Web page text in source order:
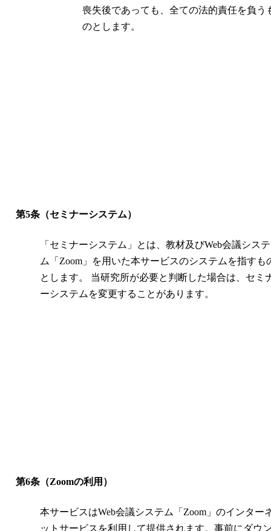
喪失後であっても、全ての法的責任を負う
のとします。
第5条（セミナーシステム）
「セミナーシステム」とは、教材及びWeb会議システ
ム「Zoom」を用いた本サービスのシステムを指すも
とします。 当研究所が必要と判断した場合は、セミ
ーシステムを変更することがあります。
第6条（Zoomの利用）
本サービスはWeb会議システム「Zoom」のインター
ットサービスを利用して提供されます。事前にダウ